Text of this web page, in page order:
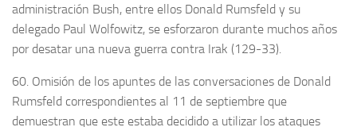
administración Bush, entre ellos Donald Rumsfeld y su
delegado Paul Wolfowitz, se esforzaron durante muchos años
por desatar una nueva guerra contra Irak (129-33).
60. Omisión de los apuntes de las conversaciones de Donald
Rumsfeld correspondientes al 11 de septiembre que
demuestran que este estaba decidido a utilizar los ataques